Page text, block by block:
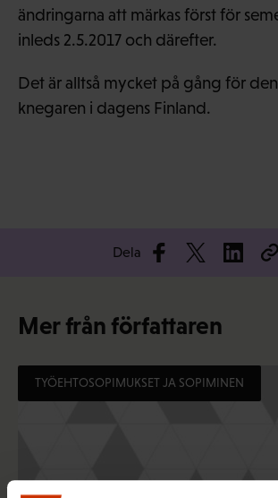
ändringarna att märkas först för
inleds 2.5.2017 och därefter.
Det är alltså mycket på gång för
knegaren i dagens Finland.
Dela
Mer från författaren
TYÖEHTOSOPIMUKSET JA SOPIMINEN